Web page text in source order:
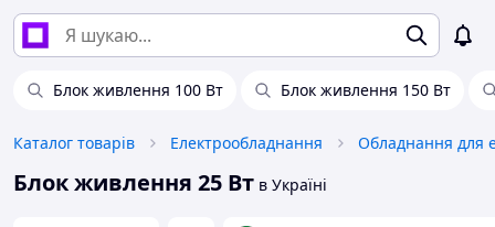
Блок живлення 100 Вт Блок живлення 150 Вт
Каталог товарів Електрообладнання
Блок живлення 25 Вт в Україні